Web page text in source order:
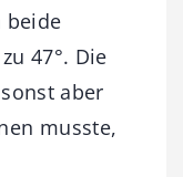
beide
47°. Die
aber
musste,